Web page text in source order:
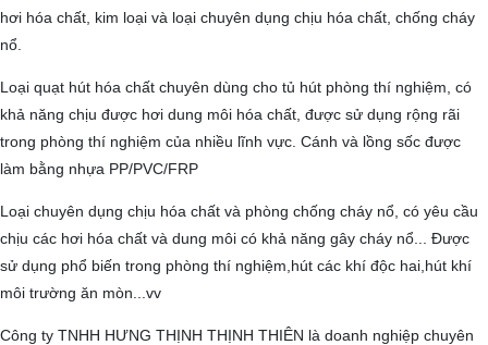
hơi hóa chất, kim loại và loại chuyên dụng chịu hóa chất, chống cháy
nổ.
Loại quạt hút hóa chất chuyên dùng cho tủ hút phòng thí nghiệm, có
khả năng chịu được hơi dung môi hóa chất, được sử dụng rộng rãi
trong phòng thí nghiệm của nhiều lĩnh vực. Cánh và lồng sốc được
làm bằng nhựa PP/PVC/FRP
Loại chuyên dụng chịu hóa chất và phòng chống cháy nổ, có yêu cầu
chịu các hơi hóa chất và dung môi có khả năng gây cháy nổ... Được
sử dụng phổ biến trong phòng thí nghiệm,hút các khí độc hai,hút khí
môi trường ăn mòn...vv
Công ty TNHH HƯNG THỊNH THỊNH THIÊN là doanh nghiệp chuyên